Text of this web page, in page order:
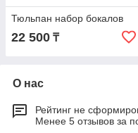
Тюльпан набор бокалов
22 500 ₸
О нас
Рейтинг не
Менее 5 отзывов за